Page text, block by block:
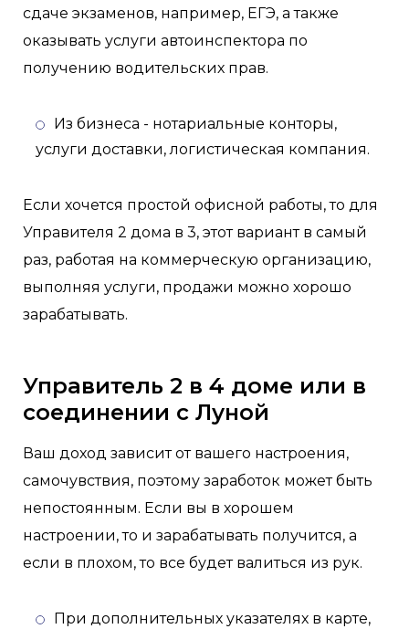
сдаче экзаменов, например, ЕГЭ, а также
оказывать услуги автоинспектора по
получению водительских прав.
Из бизнеса - нотариальные конторы,
услуги доставки, логистическая компания.
Если хочется простой офисной работы, то для
Управителя 2 дома в 3, этот вариант в самый
раз, работая на коммерческую организацию,
выполняя услуги, продажи можно хорошо
зарабатывать.
Управитель 2 в 4 доме или в
соединении с Луной
Ваш доход зависит от вашего настроения,
самочувствия, поэтому заработок может быть
непостоянным. Если вы в хорошем
настроении, то и зарабатывать получится, а
если в плохом, то все будет валиться из рук.
При дополнительных указателях в карте,